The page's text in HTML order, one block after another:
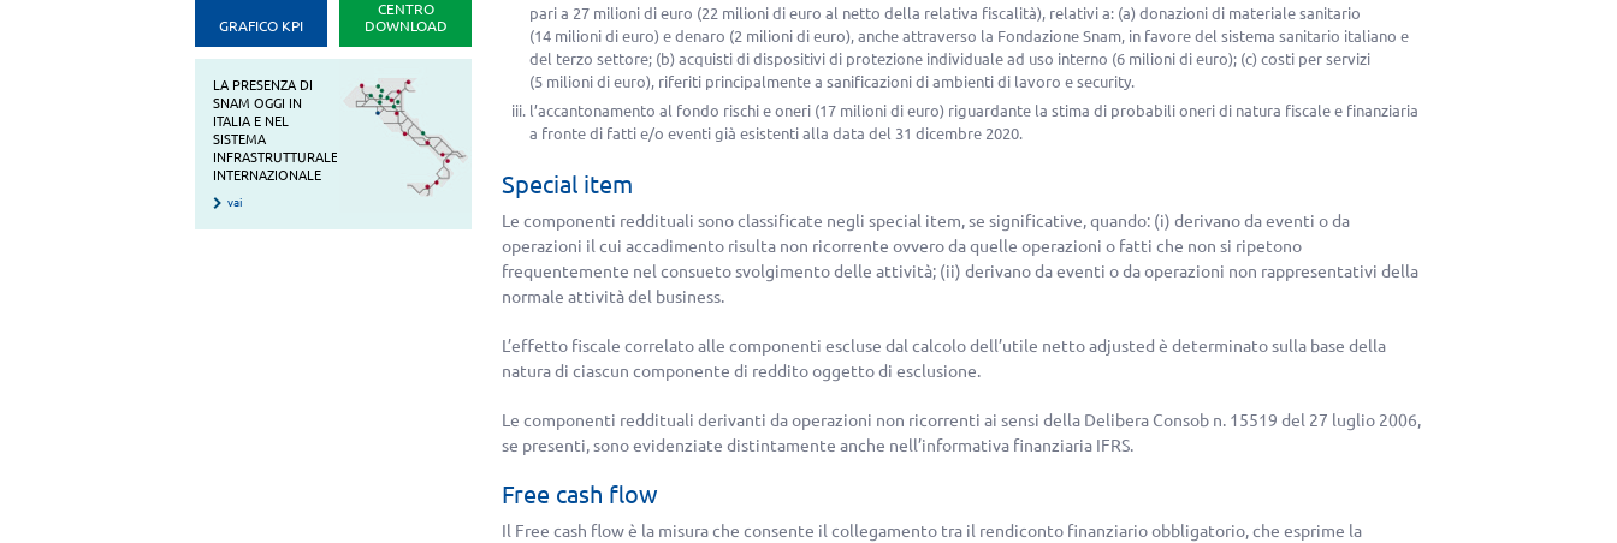
pari a 27 milioni di euro (22 milioni di euro al netto della relativa fiscalità), relativi a: (a) donazioni di materiale sanitario
(14 milioni di euro) e denaro (2 milioni di euro), anche attraverso la Fondazione Snam, in favore del sistema sanitario italiano e
del terzo settore; (b) acquisti di dispositivi di protezione individuale ad uso interno (6 milioni di euro); (c) costi per servizi
(5 milioni di euro), riferiti principalmente a sanificazioni di ambienti di lavoro e security.
l’accantonamento al fondo rischi e oneri (17 milioni di euro) riguardante la stima di probabili oneri di natura fiscale e finanziaria
a fronte di fatti e/o eventi già esistenti alla data del 31 dicembre 2020.
Special item
Le componenti reddituali sono classificate negli special item, se significative, quando: (i) derivano da eventi o da
operazioni il cui accadimento risulta non ricorrente ovvero da quelle operazioni o fatti che non si ripetono
frequentemente nel consueto svolgimento delle attività; (ii) derivano da eventi o da operazioni non rappresentativi della
normale attività del business.
L’effetto fiscale correlato alle componenti escluse dal calcolo dell’utile netto adjusted è determinato sulla base della
natura di ciascun componente di reddito oggetto di esclusione.
Le componenti reddituali derivanti da operazioni non ricorrenti ai sensi della Delibera Consob n. 15519 del 27 luglio 2006,
se presenti, sono evidenziate distintamente anche nell’informativa finanziaria IFRS.
Free cash flow
Il Free cash flow è la misura che consente il collegamento tra il rendiconto finanziario obbligatorio, che esprime la
GRAFICO KPI
CENTRO
DOWNLOAD
LA PRESENZA DI
SNAM OGGI IN
ITALIA E NEL
SISTEMA
INFRASTRUTTURALE
INTERNAZIONALE
vai